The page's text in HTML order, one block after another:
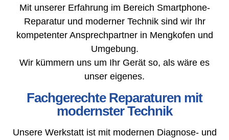
Mit unserer Erfahrung im Bereich Smartphone-
Reparatur und moderner Technik sind wir Ihr
kompetenter Ansprechpartner in Mengkofen und
Umgebung.
Wir kümmern uns um Ihr Gerät so, als wäre es
unser eigenes.
Fachgerechte Reparaturen mit
modernster Technik
Unsere Werkstatt ist mit modernen Diagnose- und